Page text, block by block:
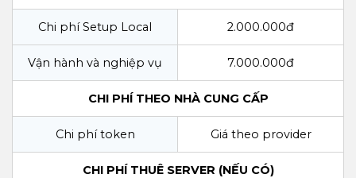
Chi phí Setup Local 2.000.000đ
Vận hành và nghiệp vụ 7.000.000đ
CHI PHÍ THEO NHÀ CUNG CẤP
Chi phí token Giá theo provider
CHI PHÍ THUÊ SERVER (NẾU CÓ)